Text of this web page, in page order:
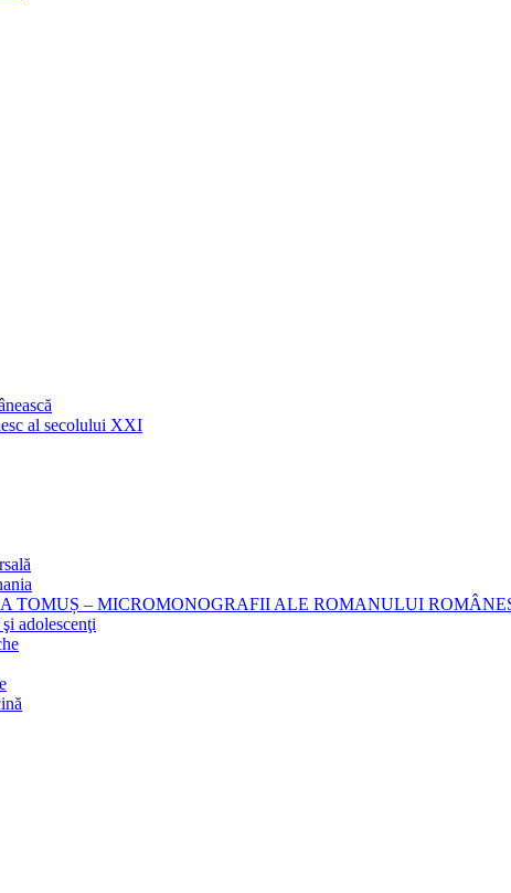
al secolului XXI
TOMUȘ – MICROMONOGRAFII ALE ROMANULUI
adolescenţi